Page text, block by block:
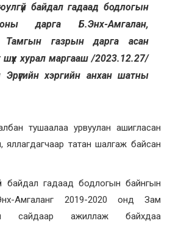
байдал гадаад бодлогын
дарга Б.Энх-Амгалан,
Тамгын газрын дарга асан
хурал маргааш /2023.12.27/
Эрүүгийн хэргийн анхан шатны
тушаалаа урвуулан ашигласан
яллагдагчаар татан шалгаж байсан
байдал гадаад бодлогын байнгын
Амгаланг 2019-2020 онд Зам
сайдаар ажиллаж байхдаа